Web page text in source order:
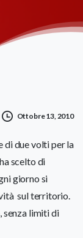
Ottobre 13, 2010
di due volti per la
scelto di
giorno si
sul territorio.
senza limiti di